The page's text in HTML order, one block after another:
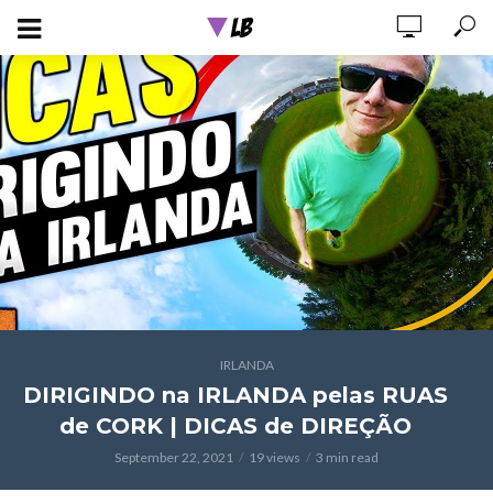
IRLANDA
DIRIGINDO na IRLANDA pelas RUAS
de CORK | DICAS de DIREÇÃO
September 22, 2021 19 views 3 min read